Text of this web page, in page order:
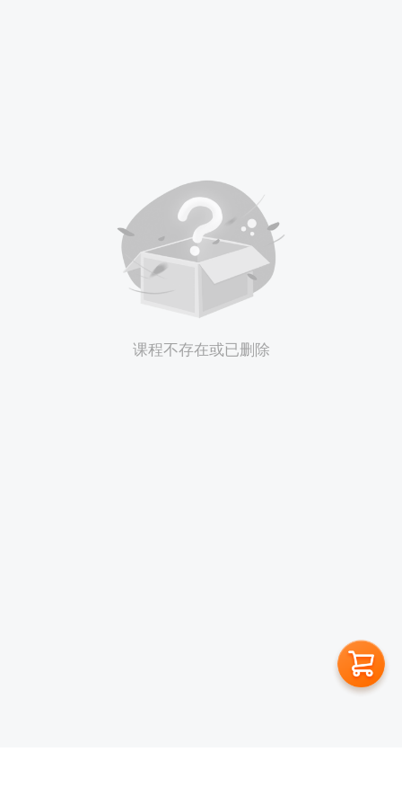
课程不存在或已删除